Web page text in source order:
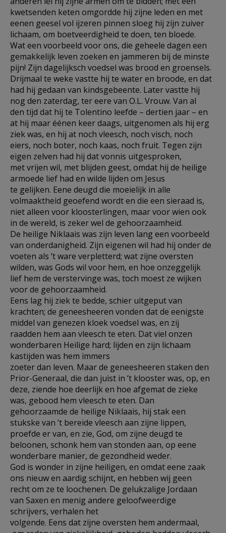
kwetsenden keten omgordde hij zijne leden en met
eenen geesel vol ijzeren pinnen sloeg hij zijn zuiver
lichaam, om boetveerdigheid te doen, ten bloede.
Wat een voorbeeld voor ons, die geheele dagen een
gemakkelijk leven zoeken en jammeren bij de minste
pijn! Zijn dagelijksch voedsel was brood en groensels.
Drijmaal te weke vastte hij te water en broode, en dat
had hij gedaan van kindsgebeente. Later vastte hij
nog den zaterdag, ter eere van O.L. Vrouw. Van al
den tijd dat hij te Tolentino leefde – dertien jaar – en
at hij maar éénen keer daags, uitgenomen als hij erg
ziek was, en hij at noch vleesch, noch visch, noch
eiers, noch boter, noch kaas, noch fruit. Tegen zijn
eigen zelven had hij dat vonnis uitgesproken,
met vrijen wil, met blijden geest, omdat hij de heilige
armoede lief had en wilde lijden om Jesus
te gelijken. Eene deugd die moeielijk in alle
volmaaktheid geoefend wordt en die een sieraad is,
niet alleen voor kloosterlingen, maar voor wien ook
in de wereld, is zeker wel de gehoorzaamheid.
De heilige Niklaais was zijn leven lang een voorbeeld
van onderdanigheid. Zijn eigenen wil had hij onder de
voeten als ’t ware verpletterd; wat zijne oversten
wilden, was Gods wil voor hem, en hoe onzeggelijk
lief hem de verstervinge was, toch moest ze wijken
voor de gehoorzaamheid.
Eens lag hij ziek te bedde, schier uitgeput van
krachten; de geneesheeren vonden dat de eenigste
middel van genezen kloek voedsel was, en zij
raadden hem aan vleesch te eten. Dat viel onzen
wonderbaren Heilige hard; lijden en zijn lichaam
kastijden was hem immers
zoeter dan leven. Maar de geneesheeren staken den
Prior-Generaal, die dan juist in ’t klooster was, op, en
deze, ziende hoe deerlijk en hoe afgemat de zieke
was, gebood hem vleesch te eten. Dan
gehoorzaamde de heilige Niklaais, hij stak een
stukske van ’t bereide vleesch aan zijne lippen,
proefde er van, en zie, God, om zijne deugd te
beloonen, schonk hem van stonden aan, op eene
wonderbare manier, de gezondheid weder.
God is wonder in zijne heiligen, en omdat eene zaak
ons nieuw en aardig schijnt, en hebben wij geen
recht om ze te loochenen. De gelukzalige Jordaan
van Saxen en menig andere geloofweerdige
schrijvers, verhalen het
volgende. Eens dat zijne oversten hem andermaal,